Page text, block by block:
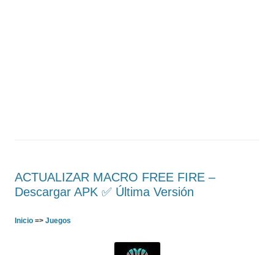
ACTUALIZAR MACRO FREE FIRE –
Descargar APK ✅️ Última Versión
Inicio => Juegos